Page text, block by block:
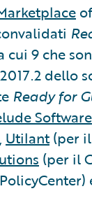
cui 9 che
dello
Ready for
Software
Utilant(per il
(per il